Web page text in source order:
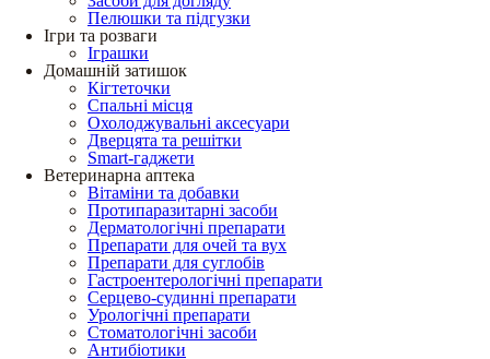
Пелюшки та підгузки
Ігри та розваги
Іграшки
Домашній затишок
Кігтеточки
Спальні місця
Охолоджувальні аксесуари
Дверцята та решітки
Smart-гаджети
Ветеринарна аптека
Вітаміни та добавки
Протипаразитарні засоби
Дерматологічні препарати
Препарати для очей та вух
Препарати для суглобів
Гастроентерологічні препарати
Серцево-судинні препарати
Урологічні препарати
Стоматологічні засоби
Антибіотики